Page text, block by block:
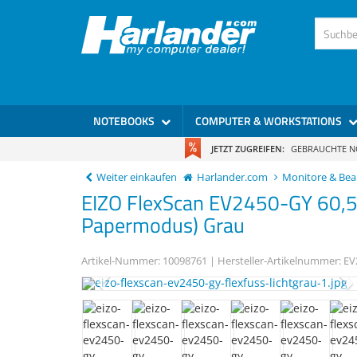
NOTEBOOKS COMPUTER & WORKSTATIONS
JETZT ZUGREIFEN: GEBRAUCHTE
Weiter einkaufen Harlander.com Monitore &
EIZO FlexScan EV2450-GY
Papermodus) Grau
Artikel-Nummer: 10098761 | Hersteller-Artikelnummer: